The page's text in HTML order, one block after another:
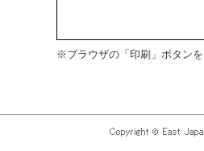
※ブラウザの「印刷」ボタン